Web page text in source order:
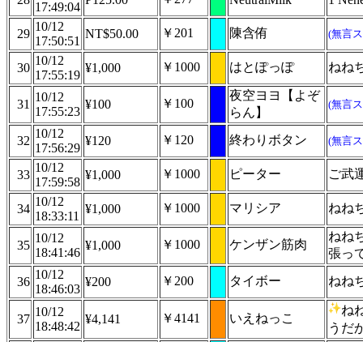
17:49:04
29
10/12
17:50:51
NT$50.00 ￥201 陳含侑 (無言
30
10/12
17:55:19
¥1,000 ￥1000 はとぽっぽ ねね
31
10/12
17:55:23
¥100 ￥100
夜空ヨヨ【よぞ
らん】
(無言
32
10/12
17:56:29
¥120 ￥120 終わりボタン (無言
33
10/12
17:59:58
¥1,000 ￥1000 ピーター ご武
34
10/12
18:33:11
¥1,000 ￥1000 マリシア ねね
35
10/12
18:41:46
¥1,000 ￥1000 ケンザン筋肉
ねね
張っ
36
10/12
18:46:03
¥200 ￥200 タイボー ねね
37
10/12
18:48:42
¥4,141 ￥4141 いえねっこ
ね
うだ